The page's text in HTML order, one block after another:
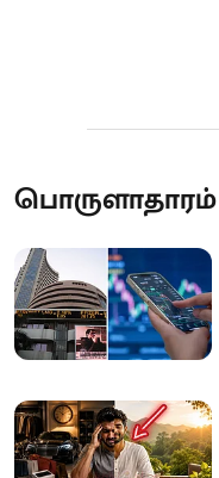
பொருளாதாரம்